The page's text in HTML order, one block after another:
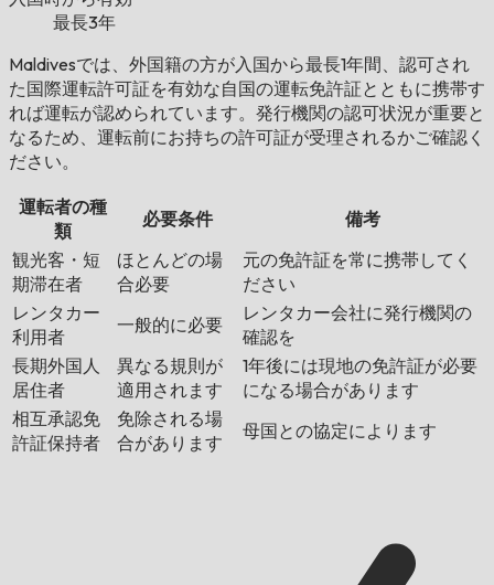
最長3年
Maldivesでは、外国籍の方が入国から最長1年間、認可され
た国際運転許可証を有効な自国の運転免許証とともに携帯す
れば運転が認められています。発行機関の認可状況が重要と
なるため、運転前にお持ちの許可証が受理されるかご確認く
ださい。
運転者の種
類
必要条件
備考
観光客・短
期滞在者
ほとんどの場
合必要
元の免許証を常に携帯してく
ださい
レンタカー
利用者
一般的に必要
レンタカー会社に発行機関の
確認を
長期外国人
居住者
異なる規則が
適用されます
1年後には現地の免許証が必要
になる場合があります
相互承認免
許証保持者
免除される場
合があります
母国との協定によります